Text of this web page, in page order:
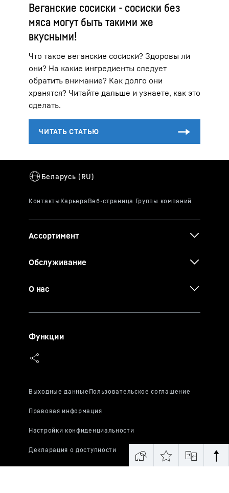
Веганские сосиски - сосиски без
мяса могут быть такими же
вкусными!
Что такое веганские сосиски? Здоровы ли
они? На какие ингредиенты следует
обратить внимание? Как долго они
хранятся? Читайте дальше и узнаете, как это
сделать.
Ассортимент
Обслуживание
О нас
Функции